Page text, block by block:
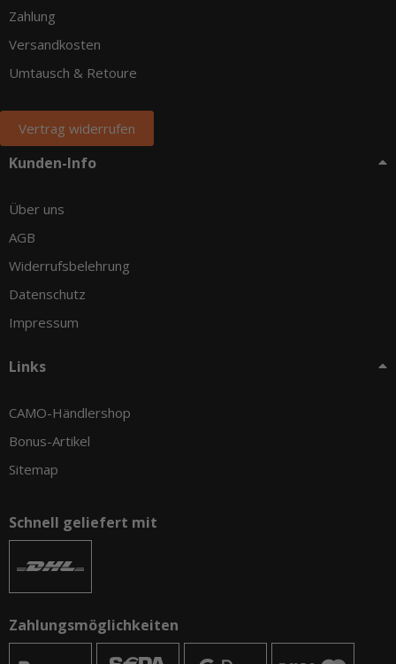
Zahlung
Versandkosten
Umtausch & Retoure
Vertrag widerrufen
Kunden-Info
Über uns
AGB
Widerrufsbelehrung
Datenschutz
Impressum
Links
CAMO-Händlershop
Bonus-Artikel
Sitemap
Schnell geliefert mit
Zahlungsmöglichkeiten